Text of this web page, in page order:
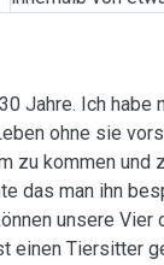
Jahre. Ich habe
ohne sie
zu kommen und
das man ihn
unsere
einen Tiersitter